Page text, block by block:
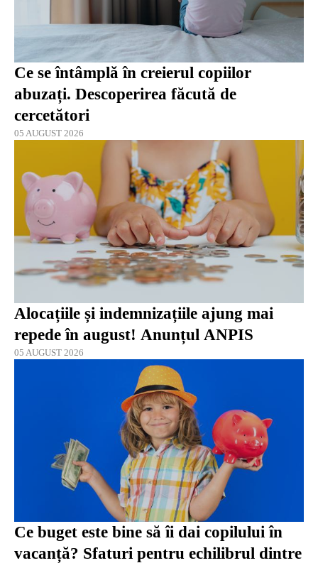
Ce se întâmplă în creierul copiilor
abuzați. Descoperirea făcută de
cercetători
05 AUGUST 2026
Alocațiile și indemnizațiile ajung mai
repede în august! Anunțul ANPIS
05 AUGUST 2026
Ce buget este bine să îi dai copilului în
vacanță? Sfaturi pentru echilibrul dintre